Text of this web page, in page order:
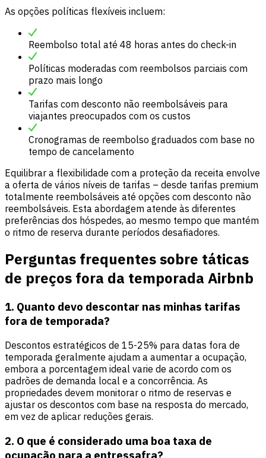
As opções políticas flexíveis incluem:
Reembolso total até 48 horas antes do check-in
Políticas moderadas com reembolsos parciais com
prazo mais longo
Tarifas com desconto não reembolsáveis ​​para
viajantes preocupados com os custos
Cronogramas de reembolso graduados com base no
tempo de cancelamento
Equilibrar a flexibilidade com a proteção da receita envolve
a oferta de vários níveis de tarifas – desde tarifas premium
totalmente reembolsáveis ​​até opções com desconto não
reembolsáveis. Esta abordagem atende às diferentes
preferências dos hóspedes, ao mesmo tempo que mantém
o ritmo de reserva durante períodos desafiadores.
Perguntas frequentes sobre táticas
de preços fora da temporada Airbnb
1. Quanto devo descontar nas minhas tarifas
fora de temporada?
Descontos estratégicos de 15-25% para datas fora de
temporada geralmente ajudam a aumentar a ocupação,
embora a porcentagem ideal varie de acordo com os
padrões de demanda local e a concorrência. As
propriedades devem monitorar o ritmo de reservas e
ajustar os descontos com base na resposta do mercado,
em vez de aplicar reduções gerais.
2. O que é considerado uma boa taxa de
ocupação para a entressafra?